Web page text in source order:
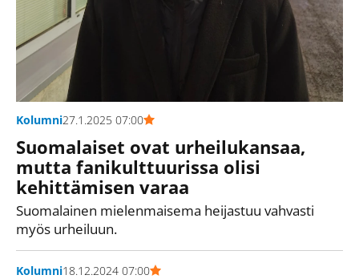
Kolumni27.1.2025 07:00
Suomalaiset ovat urheilukansaa,
mutta fanikulttuurissa olisi
kehittämisen varaa
Suomalainen mielenmaisema heijastuu vahvasti
myös urheiluun.
Kolumni18.12.2024 07:00